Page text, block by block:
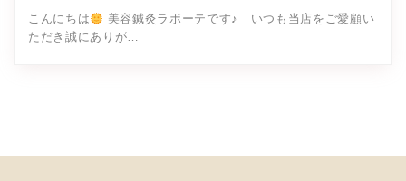
こんにちは
美容鍼灸ラボーテです♪ いつも当店をご愛顧い
ただき誠にありが…